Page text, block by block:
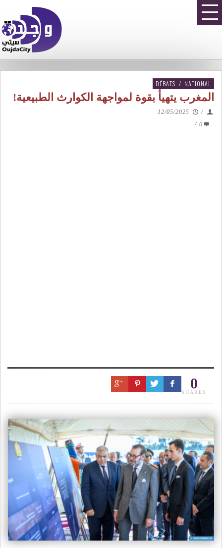
DÉBATS / NATIONAL
المغرب يتهيأ بقوة لمواجهة الكوارث الطبيعية!
/
12/05/2025
0
/
0
SHARES